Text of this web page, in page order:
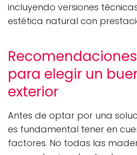
incluyendo versiones
estética natural con
para elegir un
exterior
Antes de optar por una
es fundamental tener en
factores. No todas las